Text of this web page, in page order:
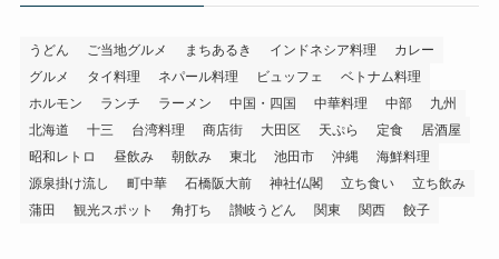
うどん ご当地グルメ まちあるき インドネシア料理
カレー
グルメ
タイ料理 ネパール料理 ビュッフェ
ベトナム料理
ホルモン
ランチ ラーメン 中国・四国 中華料理 中部
九州
北海道
十三 台湾料理 商店街 大田区 天ぷら 定食
居酒屋
昭和レトロ
昼飲み 朝飲み 東北 池田市 沖縄
海鮮料理
源泉掛け流し
町中華 石橋阪大前 神社仏閣 立ち食い
立ち飲み
蒲田
観光スポット 角打ち 讃岐うどん 関東 関西 餃子